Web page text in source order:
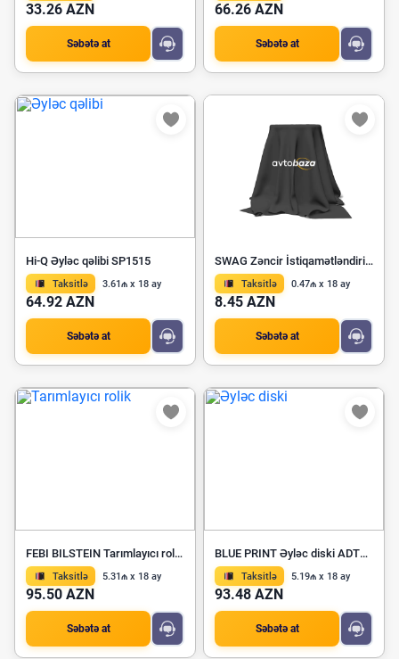
33.26 AZN
Səbətə at
66.26 AZN
Səbətə at
Hi-Q Əyləc qəlibi SP1515
Taksitlə 3.61₼ x 18 ay
64.92 AZN
Səbətə at
SWAG Zəncir İstiqamətləndiricisi 10 09 0046
Taksitlə 0.47₼ x 18 ay
8.45 AZN
Səbətə at
FEBI BILSTEIN Tarımlayıcı rolik 03773
Taksitlə 5.31₼ x 18 ay
95.50 AZN
Səbətə at
BLUE PRINT Əyləc diski ADT343207
Taksitlə 5.19₼ x 18 ay
93.48 AZN
Səbətə at